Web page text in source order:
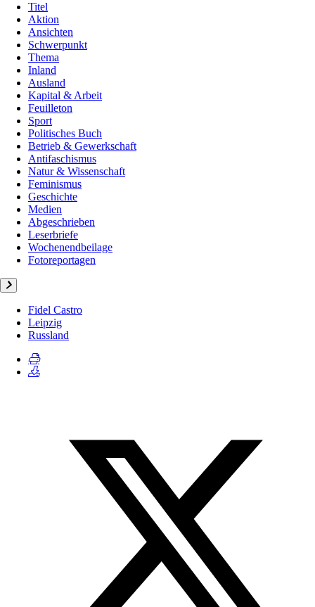
Titel
Aktion
Ansichten
Schwerpunkt
Thema
Inland
Ausland
Kapital & Arbeit
Feuilleton
Sport
Politisches Buch
Betrieb & Gewerkschaft
Antifaschismus
Natur & Wissenschaft
Feminismus
Geschichte
Medien
Abgeschrieben
Leserbriefe
Wochenendbeilage
Fotoreportagen
Fidel Castro
Leipzig
Russland